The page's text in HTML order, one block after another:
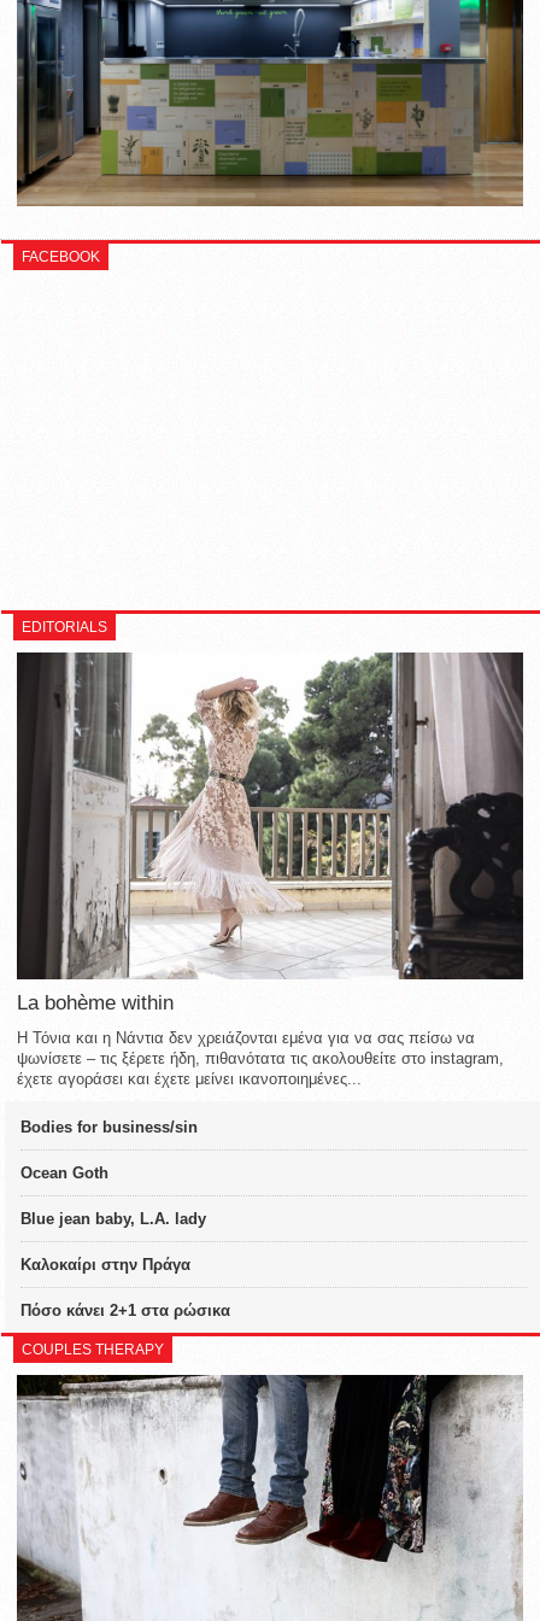
FACEBOOK
EDITORIALS
La bohème within
Η Τόνια και η Νάντια δεν χρειάζονται εμένα για να σας πείσω να
ψωνίσετε – τις ξέρετε ήδη, πιθανότατα τις ακολουθείτε στο instagram,
έχετε αγοράσει και έχετε μείνει ικανοποιημένες...
Bodies for business/sin
Ocean Goth
Blue jean baby, L.A. lady
Καλοκαίρι στην Πράγα
Πόσο κάνει 2+1 στα ρώσικα
COUPLES THERAPY